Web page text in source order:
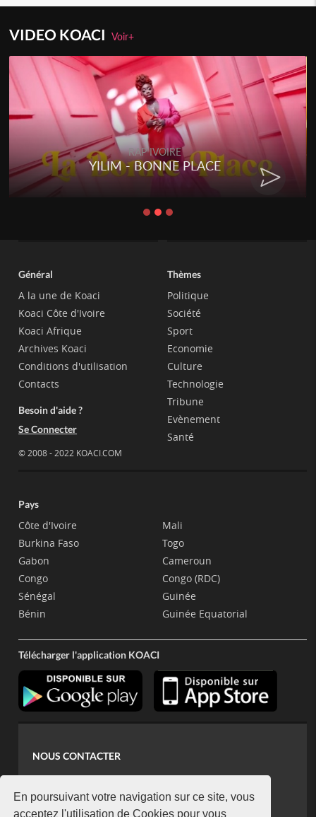
En poursuivant votre navigation sur ce site, vous
acceptez l'utilisation de Cookies pour vous
VIDEO KOACIVoir+
RAP IVOIRE
RENARD BARAKISSA -
CHAT
Général
A la une de Koaci
Koaci Côte d'Ivoire
Koaci Afrique
Archives Koaci
Conditions d'utilisation
Contacts
Besoin d'aide ?
Se Connecter
© 2008 - 2022 KOACI.COM
Thèmes
Politique
Société
Sport
Economie
Culture
Technologie
Tribune
Evènement
Santé
Pays
Côte d'Ivoire
Burkina Faso
Gabon
Congo
Sénégal
Bénin
Mali
Togo
Cameroun
Congo (RDC)
Guinée
Guinée Equatorial
Télécharger l'application KOACI
NOUS CONTACTER
koaci@yahoo.fr